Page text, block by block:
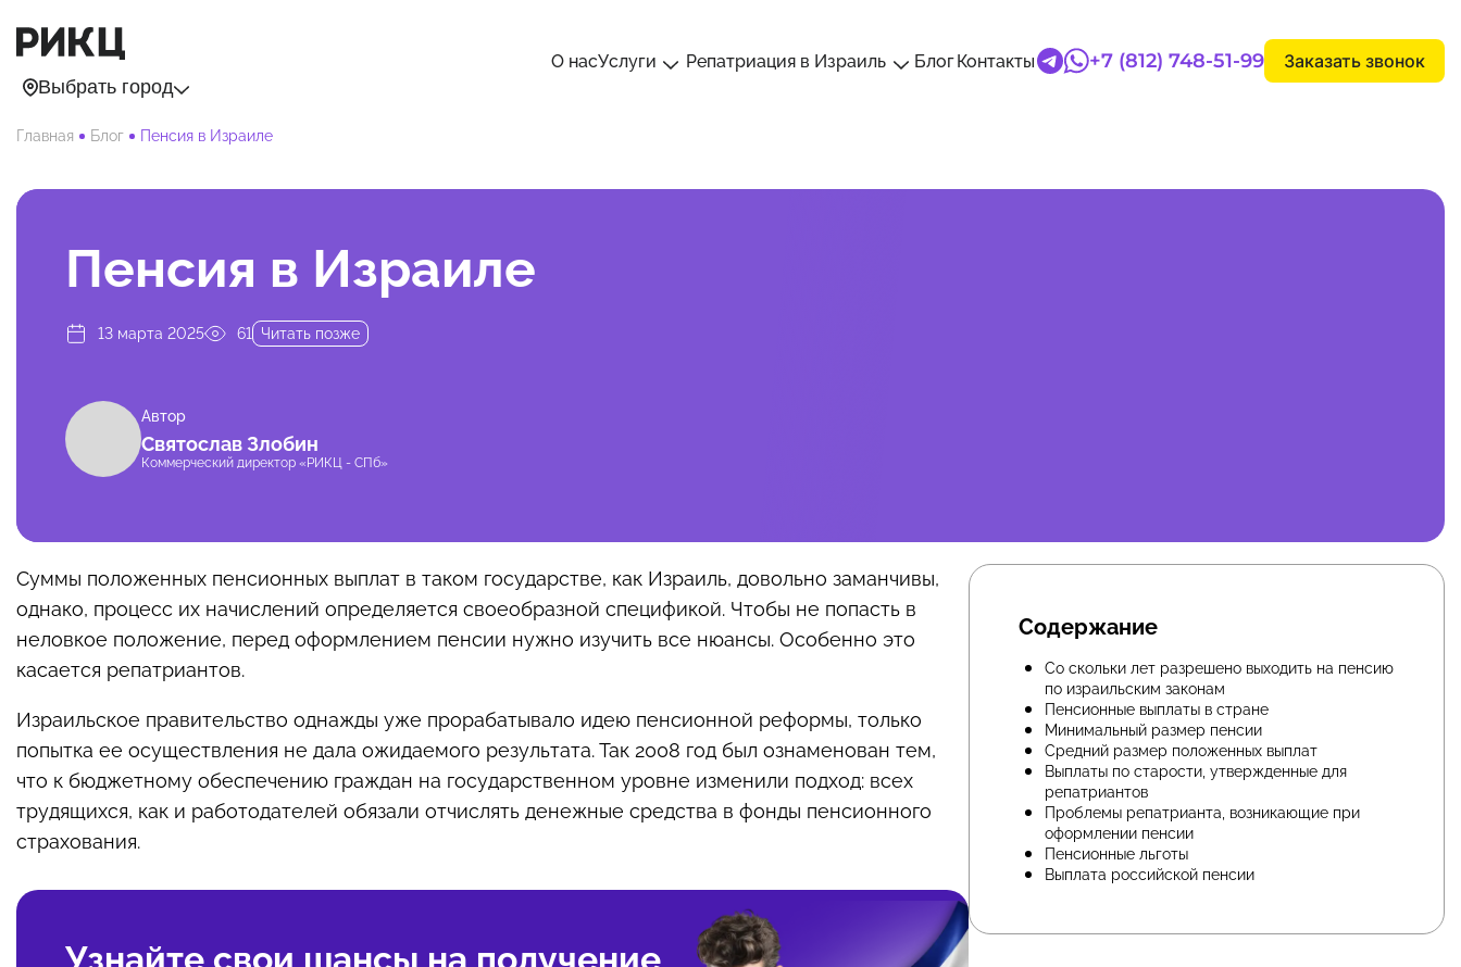
Выбрать город
О насУслуги Репатриация в Израиль БлогКонтакты +7 (812) 748-51-99 Заказать звонок
Главная Блог Пенсия в Израиле
Пенсия в Израиле
13 марта 2025 61 Читать позже
Автор
Святослав Злобин
Коммерческий директор «РИКЦ - СПб»
Суммы положенных пенсионных выплат в таком государстве, как Израиль, довольно заманчивы,
однако, процесс их начислений определяется своеобразной спецификой. Чтобы не попасть в
неловкое положение, перед оформлением пенсии нужно изучить все нюансы. Особенно это
касается репатриантов.
Израильское правительство однажды уже прорабатывало идею пенсионной реформы, только
попытка ее осуществления не дала ожидаемого результата. Так 2008 год был ознаменован тем,
что к бюджетному обеспечению граждан на государственном уровне изменили подход: всех
трудящихся, как и работодателей обязали отчислять денежные средства в фонды пенсионного
страхования.
Узнайте свои шансы на получение
Содержание
Со скольки лет разрешено выходить на пенсию
по израильским законам
Пенсионные выплаты в стране
Минимальный размер пенсии
Средний размер положенных выплат
Выплаты по старости, утвержденные для
репатриантов
Проблемы репатрианта, возникающие при
оформлении пенсии
Пенсионные льготы
Выплата российской пенсии